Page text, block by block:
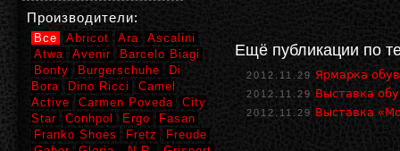
Ещё публикации по
2012.11.29 Ярмарка
2012.11.29 Выставка
2012.11.29 Выставка
Производители:
Все Abricot Ara
Ascalini
Atwa
Avenir
Barcelo Biagi
Bonty
Burgerschuhe
Di
Bora
Dino Ricci
Camel
Active
Carmen Poveda
City
Star
Conhpol Ergo
Fasan
Franko Shoes
Fretz
Freude